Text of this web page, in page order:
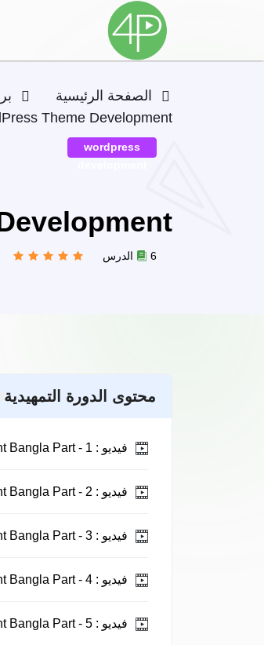
الصفحة الرئيسية
Theme Development
wordpress
6 الدرس
محتوى الدورة التمهيدية
فيديو :
فيديو :
فيديو :
فيديو :
فيديو :